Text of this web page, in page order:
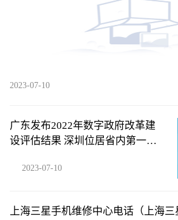
2023-07-10
广东发布2022年数字政府改革建
设评估结果 深圳位居省内第一梯
2023-07-10
上海三星手机维修中心电话（上海三